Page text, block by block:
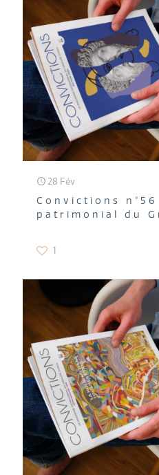
28 Fév
Convictions
patrimonial du
1